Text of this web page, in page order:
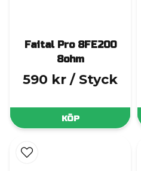
Faital Pro 8FE200
8ohm
590 kr / Styck
KÖP